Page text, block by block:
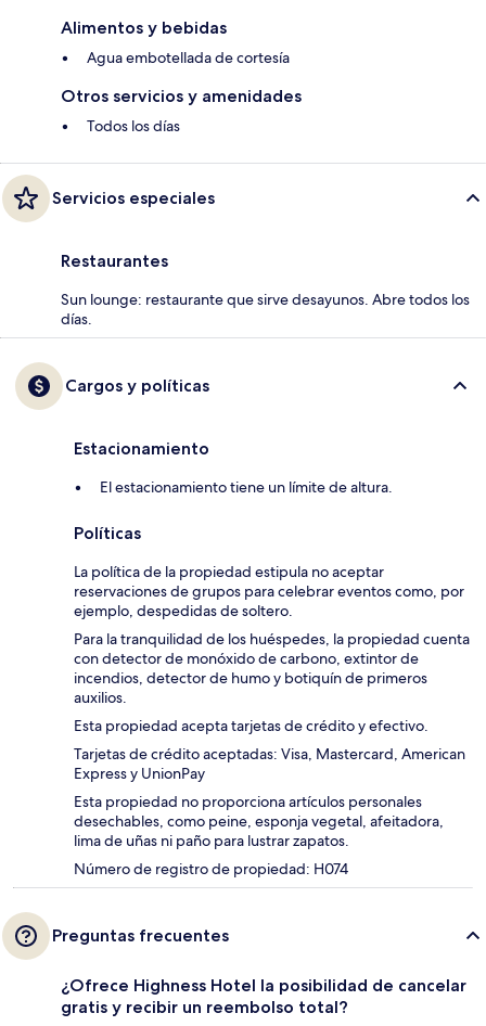
Alimentos y bebidas
Agua embotellada de cortesía
Otros servicios y amenidades
Todos los días
Servicios especiales
Restaurantes
Sun lounge: restaurante que sirve desayunos. Abre todos los
días.
Cargos y políticas
Estacionamiento
El estacionamiento tiene un límite de altura.
Políticas
La política de la propiedad estipula no aceptar
reservaciones de grupos para celebrar eventos como, por
ejemplo, despedidas de soltero.
Para la tranquilidad de los huéspedes, la propiedad cuenta
con detector de monóxido de carbono, extintor de
incendios, detector de humo y botiquín de primeros
auxilios.
Esta propiedad acepta tarjetas de crédito y efectivo.
Tarjetas de crédito aceptadas: Visa, Mastercard, American
Express y UnionPay
Esta propiedad no proporciona artículos personales
desechables, como peine, esponja vegetal, afeitadora,
lima de uñas ni paño para lustrar zapatos.
Número de registro de propiedad: H074
Preguntas frecuentes
¿Ofrece Highness Hotel la posibilidad de cancelar
gratis y recibir un reembolso total?